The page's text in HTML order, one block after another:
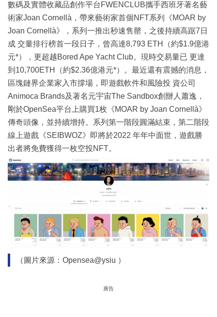
數碼及實體收藏品創作平台FWENCLUB攜手西班牙著名藝
術家Joan Cornellà，帶來藝術家首個NFT系列《MOAR by
Joan Cornellà》，系列一推出秒速售罄，之後持續高踞7日
成 交量排行榜首一段日子，曾高達8,793 ETH（約$1.9億港
元*），更超越Bored Ape Yacht Club。現時交易量已 更達
到10,700ETH（約$2.36億港元*）。最近還有震撼的消息，
區塊鏈界企業家入市撐場，即遊戲軟件和風險投 資公司
Animoca Brands及著名元宇宙The Sandbox創辦人蕭逸，
剛於OpenSea平台上購買1枚《MOAR by Joan Cornellà》
傳奇頭像，並持續增持。系列第一階段圓滿結束，第二階段
線上遊戲《SEIBWOZ》即將於2022 年年中面世，遊戲勝
出者將免費獲得一枚空投NFT。
（圖片來源：Opensea@ysiu ）
廣告